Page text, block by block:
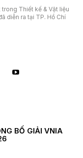
trong Thiết kế & Vật liệu
diễn ra tại TP. Hồ Chí
BỐ GIẢI VNIA